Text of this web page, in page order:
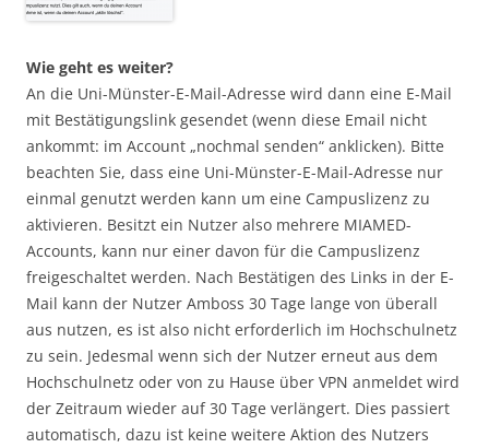
Wie geht es weiter?
An die Uni-Münster-E-Mail-Adresse wird dann eine E-Mail
mit Bestätigungslink gesendet (wenn diese Email nicht
ankommt: im Account „nochmal senden“ anklicken). Bitte
beachten Sie, dass eine Uni-Münster-E-Mail-Adresse nur
einmal genutzt werden kann um eine Campuslizenz zu
aktivieren. Besitzt ein Nutzer also mehrere MIAMED-
Accounts, kann nur einer davon für die Campuslizenz
freigeschaltet werden. Nach Bestätigen des Links in der E-
Mail kann der Nutzer Amboss 30 Tage lange von überall
aus nutzen, es ist also nicht erforderlich im Hochschulnetz
zu sein. Jedesmal wenn sich der Nutzer erneut aus dem
Hochschulnetz oder von zu Hause über VPN anmeldet wird
der Zeitraum wieder auf 30 Tage verlängert. Dies passiert
automatisch, dazu ist keine weitere Aktion des Nutzers